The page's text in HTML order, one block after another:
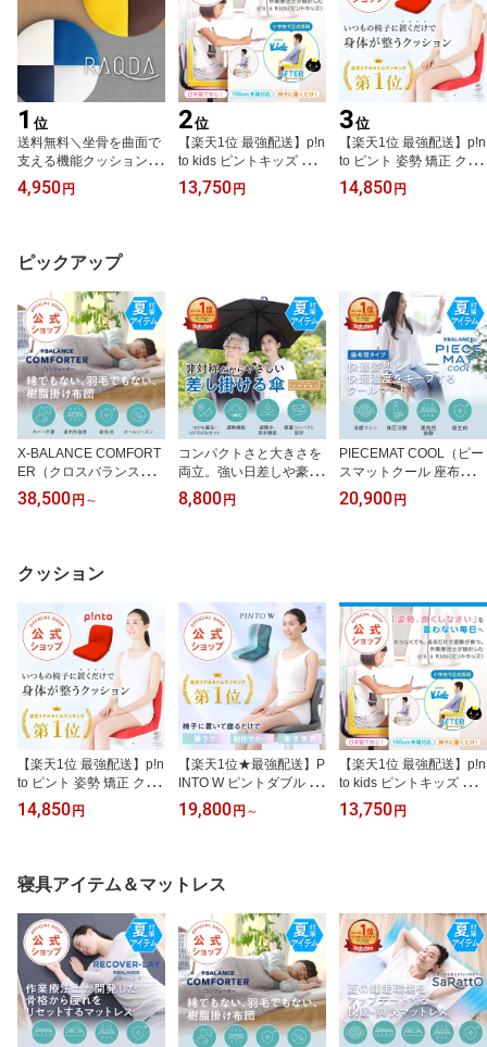
1 位
送料無料＼坐骨を曲面で
支える機能クッション／
RAQDA （ラクダ）【骨
盤 腰痛対策 クッション
ト 腰 お尻 イス 椅子 背筋
持ち運び サポート 仙骨
股関節 肩 背骨 坐骨 背筋
在宅】
4,950 円
2位
【楽天1位 最強配送】p!n
to kids ピントキッズ 子
供 姿勢 矯正 クッション
椅子 学習椅子 勉強 姿勢
姿勢矯正 [作業療法士 野
村寿子 氏 監修]
13,750 円
3位
【楽天1位 最強配送】p!n
to ピント 姿勢 矯正 クッ
ション 椅子 姿勢が良く
なる 姿勢サポート 肩こ
[作業療法士 野村寿子 氏
開発]
14,850 円
ピックアップ
X-BALANCE COMFORT
ER（クロスバランスコ
ンフォーター ）腰痛 整
体 快眠 通気性 丸洗い 樹
ー
38,500 円 ～
コンパクトさと大きさを
両立。強い日差しや豪雨
から大切な人を守る「差
し掛ける傘」【車椅子ユ
水・防水機能 軽量コンパ
クト設計 遮熱機能】
8,800 円
PIECEMAT COOL（ピー
スマットクール 座布団タ
イプ）車椅子ユーザーさ
んの声をもとに誕生した
お昼寝 熱中症 熱中症予
防 車いす 車椅子
20,900 円
クッション
【楽天1位 最強配送】p!n
to ピント 姿勢 矯正 クッ
ション 椅子 姿勢が良く
なる 姿勢サポート 肩こ
椅子 誕生日 プレゼント
ギフト 新生活 日本製
[作業療法士 野村寿子 氏
開発]
14,850 円
【楽天1位★最強配送】P
INTO W ピントダブル 腰
痛 クッション 姿勢 矯正
椅子 骨盤 座椅子 腰を支
スマホ首 [作業療法士 野
村寿子 監修] プレゼント
ギフト 習慣改善 サポー
トチェア
19,800 円 ～
【楽天1位 最強配送】p!n
to kids ピントキッズ 子
供 姿勢 矯正 クッション
椅子 学習椅子 勉強 姿勢
学習 ダイニングチェア
姿勢矯正 [作業療法士 野
村寿子 氏 監修]
13,750 円
寝具アイテム＆マットレス